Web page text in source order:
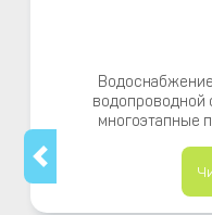
многоэтапные